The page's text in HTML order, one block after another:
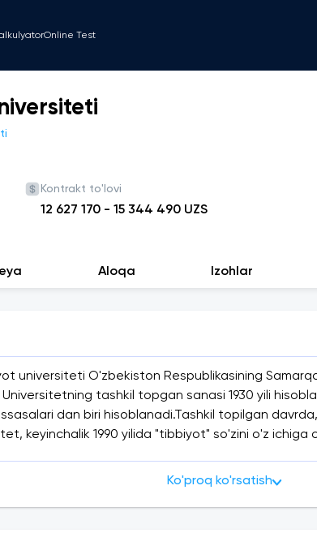
Online Test
Kontrakt to'lovi
12 627 170- 15 344 490UZS
Aloqa Izohlar
universiteti O'zbekiston Respublikasining
tashkil topgan sanasi 1930 yili
dan biri hisoblanadi.Tashkil topilgan
keyinchalik 1990 yilida "tibbiyot" so'zini o'z
Ko'proq ko'rsatish